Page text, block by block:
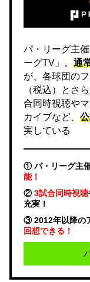
パ・リーグ主
ーグTV」。 通
が、各球団の
（税込）とさ
合同時視聴や
カイブなど、
実している
① パ・リーグ主
能！
②3試合同時視聴
充実！
③ 2012年以降の
回想できる！